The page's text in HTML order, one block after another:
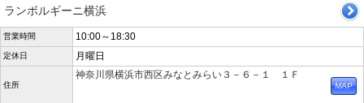
ランボルギーニ横浜
営業時間 10:00～18:30
定休日 月曜日
住所
神奈川県横浜市西区みなとみらい３－６－１ １Ｆ